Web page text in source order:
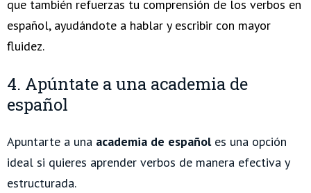
que también refuerzas tu comprensión de los verbos en
español, ayudándote a hablar y escribir con mayor
fluidez.
4. Apúntate a una academia de
español
Apuntarte a una academia de españoles una opción
ideal si quieres aprender verbos de manera efectiva y
estructurada.